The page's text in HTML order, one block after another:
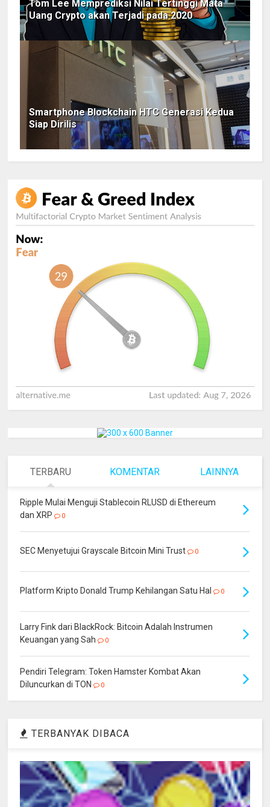
Tom Lee Memprediksi Nilai Tertinggi Mata
Uang Crypto akan Terjadi pada 2020
Smartphone Blockchain HTC Generasi Kedua
Siap Dirilis
TERBARU KOMENTAR LAINNYA
Ripple Mulai Menguji Stablecoin RLUSD di Ethereum
dan XRP
0
SEC Menyetujui Grayscale Bitcoin Mini Trust 0
Platform Kripto Donald Trump Kehilangan Satu Hal 0
Larry Fink dari BlackRock: Bitcoin Adalah Instrumen
Keuangan yang Sah
0
Pendiri Telegram: Token Hamster Kombat Akan
Diluncurkan di TON
0
TERBANYAK DIBACA